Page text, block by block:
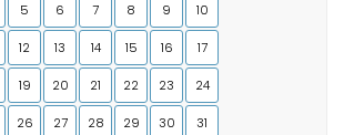
5 6 7 8 9 10
12 13 14 15 16 17
19 20 21 22 23 24
26 27 28 29 30 31